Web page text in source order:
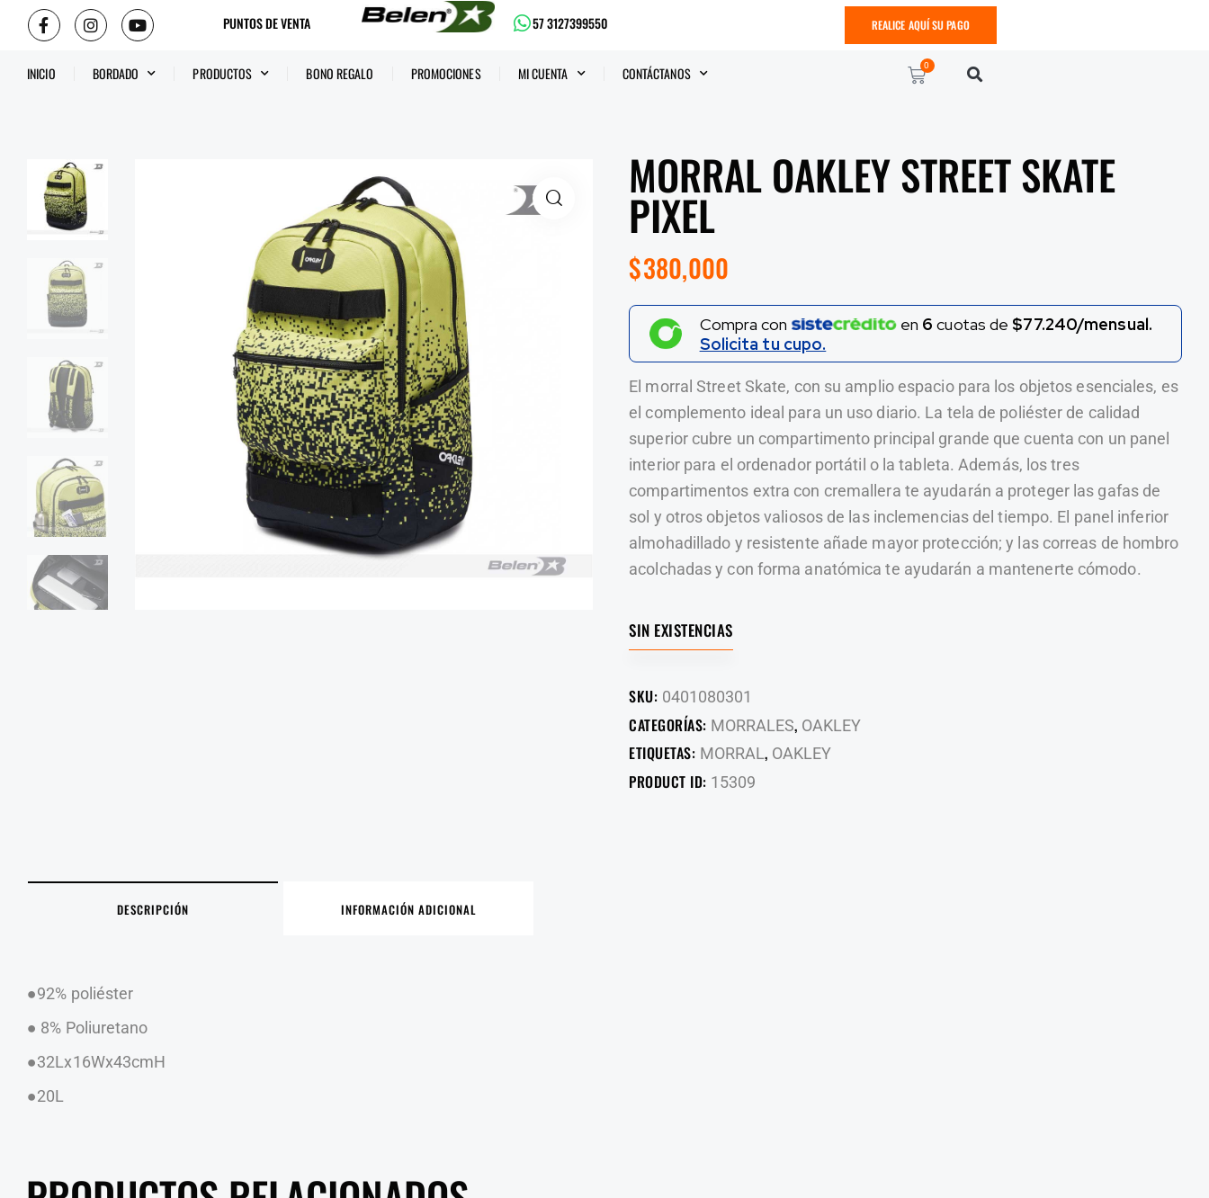
PUNTOS DE VENTA 57 3127399550 REALICE AQUÍ SU PAGO
INICIO BORDADO PRODUCTOS BONO REGALO PROMOCIONES MI CUENTA CONTÁCTANOS 0
MORRAL OAKLEY STREET SKATE
PIXEL
$380,000
Compra con en 6 cuotas de $77.240/mensual.
Solicita tu cupo.
El morral Street Skate, con su amplio espacio para los objetos esenciales, es
el complemento ideal para un uso diario. La tela de poliéster de calidad
superior cubre un compartimento principal grande que cuenta con un panel
interior para el ordenador portátil o la tableta. Además, los tres
compartimentos extra con cremallera te ayudarán a proteger las gafas de
sol y otros objetos valiosos de las inclemencias del tiempo. El panel inferior
almohadillado y resistente añade mayor protección; y las correas de hombro
acolchadas y con forma anatómica te ayudarán a mantenerte cómodo.
SIN EXISTENCIAS
SKU: 0401080301
CATEGORÍAS: MORRALES, OAKLEY
ETIQUETAS: MORRAL, OAKLEY
PRODUCT ID: 15309
DESCRIPCIÓN INFORMACIÓN ADICIONAL
●92% poliéster
● 8% Poliuretano
●32Lx16Wx43cmH
●20L